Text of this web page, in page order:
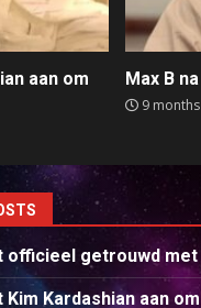
aan om
Max B
9
officieel getrouwd met
Kim Kardashian aan